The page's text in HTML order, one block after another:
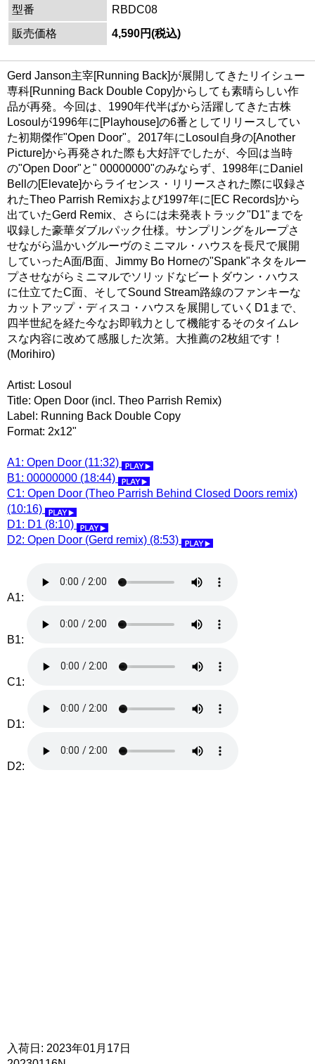
型番
RBDC08
販売価格
4,590円(税込)
Gerd Janson主宰[Running Back]が展開してきたリイシュー
専科[Running Back Double Copy]からしても素晴らしい作
品が再発。今回は、1990年代半ばから活躍してきた古株
Losoulが1996年に[Playhouse]の6番としてリリースしてい
た初期傑作"Open Door"。2017年にLosoul自身の[Another
Picture]から再発された際も大好評でしたが、今回は当時
の"Open Door"と" 00000000"のみならず、1998年にDaniel
Bellの[Elevate]からライセンス・リリースされた際に収録さ
れたTheo Parrish Remixおよび1997年に[EC Records]から
出ていたGerd Remix、さらには未発表トラック"D1"までを
収録した豪華ダブルパック仕様。サンプリングをループさ
せながら温かいグルーヴのミニマル・ハウスを長尺で展開
していったA面/B面、Jimmy Bo Horneの"Spank"ネタをルー
プさせながらミニマルでソリッドなビートダウン・ハウス
に仕立てたC面、そしてSound Stream路線のファンキーな
カットアップ・ディスコ・ハウスを展開していくD1まで、
四半世紀を経た今なお即戦力として機能するそのタイムレ
スな内容に改めて感服した次第。大推薦の2枚組です！
(Morihiro)
Artist: Losoul
Title: Open Door (incl. Theo Parrish Remix)
Label: Running Back Double Copy
Format: 2x12"
A1: Open Door (11:32)
B1: 00000000 (18:44)
C1: Open Door (Theo Parrish Behind Closed Doors remix)
(10:16)
D1: D1 (8:10)
D2: Open Door (Gerd remix) (8:53)
A1:
B1:
C1:
D1:
D2:
入荷日: 2023年01月17日